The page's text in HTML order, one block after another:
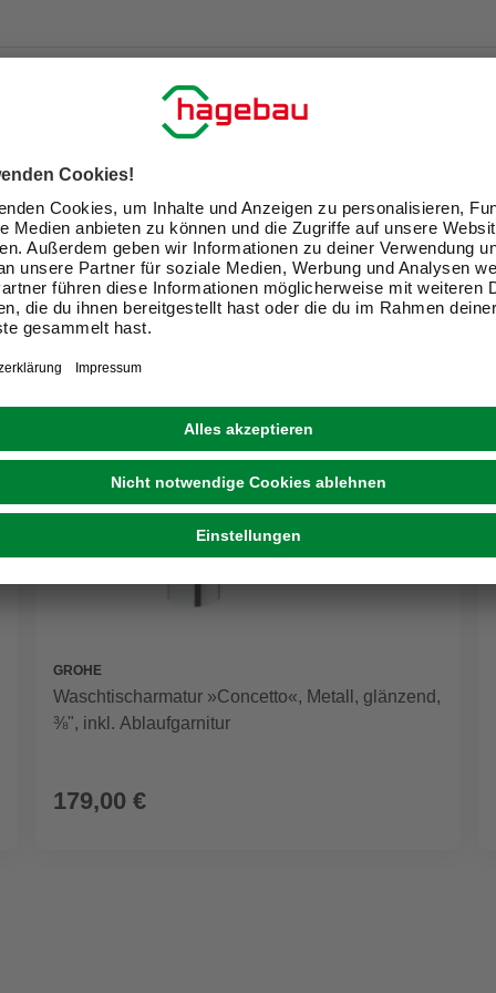
GROHE
Waschtischarmatur »Concetto«, Metall, glänzend,
⅜", inkl. Ablaufgarnitur
179,00 €